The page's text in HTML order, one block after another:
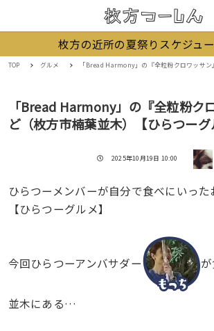
枚方の近所の夏祭りスケジュ
TOP グルメ 「Bread Harmony」の『全粒粉クロワッサン』など（枚方市楠葉
「Bread Harmony」の『全粒粉ク
ど（枚方市楠葉並木）【ひらつーグ
投稿日
2025年10月19日 10:00 著者
ひらつーメンバーが自分で食べにいった
【ひらつーグルメ】
今回ひらつーアンバサダー
並木にある…